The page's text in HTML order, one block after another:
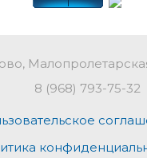
8 (968) 793-75-32